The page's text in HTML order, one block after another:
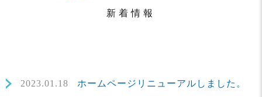
新着情報
2023.01.18 ホームページリニューアルしました。